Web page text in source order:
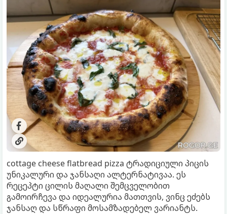
cottage cheese flatbread pizza ტრადიციული პიცის
უნიკალური და ჯანსაღი ალტერნატივაა. ეს
რეცეპტი ცილის მაღალი შემცველობით
გამოირჩევა და იდეალურია მათთვის, ვინც ეძებს
ჯანსაღ და სწრაფი მოსამზადებელ ვარიანტს.